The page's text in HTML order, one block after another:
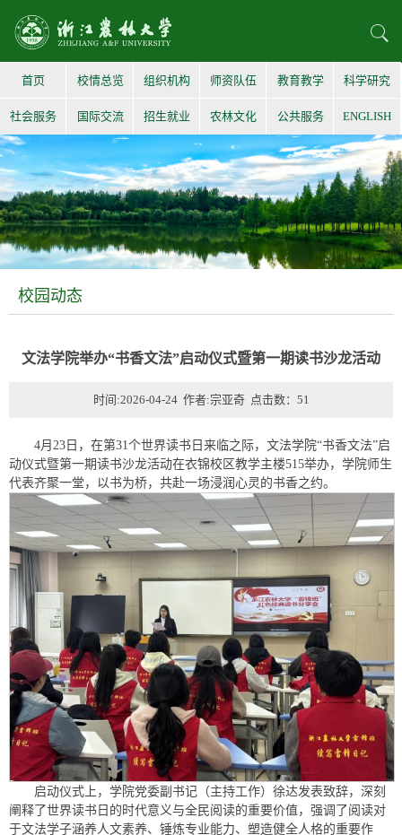
首页 校情总览 组织机构 师资队伍 教育教学 科学研究
社会服务 国际交流 招生就业 农林文化 公共服务 ENGLISH
校园动态
文法学院举办“书香文法”启动仪式暨第一期读书沙龙活动
时间:2026-04-24 作者:宗亚奇 点击数： 51
4月23日，在第31个世界读书日来临之际，文法学院“书香文法”启
动仪式暨第一期读书沙龙活动在衣锦校区教学主楼515举办，学院师生
代表齐聚一堂，以书为桥，共赴一场浸润心灵的书香之约。
启动仪式上，学院党委副书记（主持工作）徐达发表致辞，深刻
阐释了世界读书日的时代意义与全民阅读的重要价值，强调了阅读对
于文法学子涵养人文素养、锤炼专业能力、塑造健全人格的重要作